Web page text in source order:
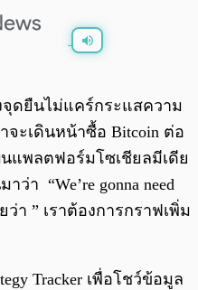
จุดยืนไม่แคร์กระแสความ
ะเดินหน้าซื้อ Bitcoin ต่อ
แพลตฟอร์มโซเชียลมีเดีย
า “We’re gonna need
ว่า ” เราต้องการกราฟเพิ่ม
Tracker เพื่อโชว์ข้อมูล